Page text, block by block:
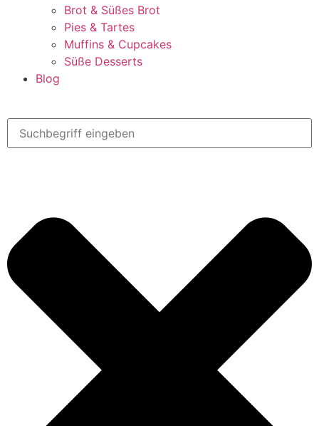
Brot & Süßes Brot
Pies & Tartes
Muffins & Cupcakes
Süße Desserts
Blog